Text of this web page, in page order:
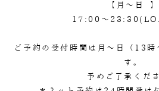
【月～日 】
17:00～
ご予約の受付時間は月～日（13
す。
予めご了承くだ